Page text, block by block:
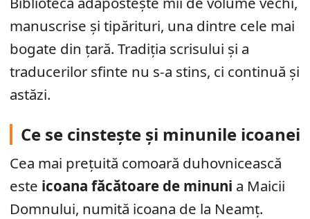
manuscrise și tipărituri, una dintre cele mai
bogate din țară. Tradiția scrisului și a
traducerilor sfinte nu s-a stins, ci continuă și
astăzi.
Ce se cinstește și minunile icoanei
Cea mai prețuită comoară duhovnicească
este icoana făcătoare de minuni a Maicii
Domnului, numită icoana de la Neamț.